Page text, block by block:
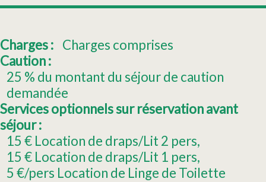
Charges : Charges comprises
Caution :
25 % du montant du séjour de caution
demandée
Services optionnels sur réservation avant
séjour :
15 € Location de draps/Lit 2 pers
15 € Location de draps/Lit 1 pers
5 €/pers Location de Linge de Toilette